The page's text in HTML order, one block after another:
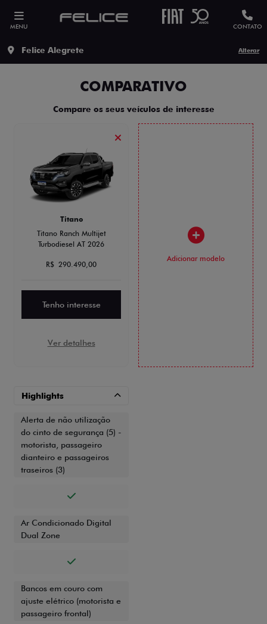
MENU CONTATO
Felice Alegrete Alterar
COMPARATIVO
Compare os seus veículos de interesse
Titano
Titano Ranch Multijet
Turbodiesel AT 2026
R$ 290.490,00
Tenho interesse
Ver detalhes
Adicionar modelo
Highlights
Alerta de não utilização
do cinto de segurança (5) -
motorista, passageiro
dianteiro e passageiros
traseiros (3)
Ar Condicionado Digital
Dual Zone
Bancos em couro com
ajuste elétrico (motorista e
passageiro frontal)